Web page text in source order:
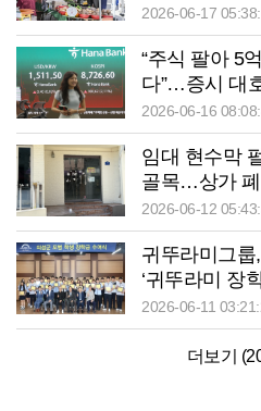
청년몰
2026-06-17
“주식 팔아 5
다”…증시 대
비 증가
2026-06-16
임대 현수막
골목…상가
2026-06-12
귀뚜라미그룹
‘귀뚜라미 장
2026-06-11
더보기 (